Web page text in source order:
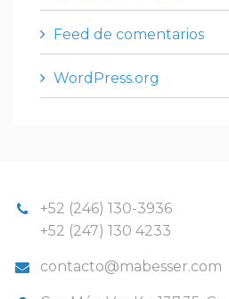
Feed de comentarios
WordPress.org
+52 (246) 130-3936
+52 (247) 130 4233
contacto@mabesser.com